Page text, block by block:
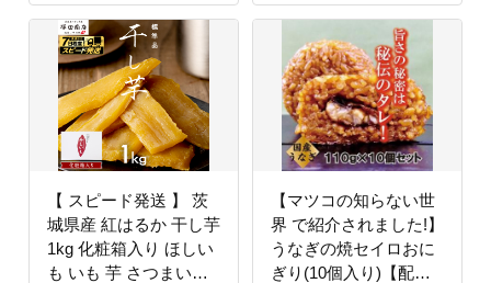
【 スピード発送 】 茨
城県産 紅はるか 干し芋
1kg 化粧箱入り ほしい
も いも 芋 さつまいも
【マツコの知らない世
界 で紹介されました!】
うなぎの焼セイロおに
ぎり(10個入り)【配送